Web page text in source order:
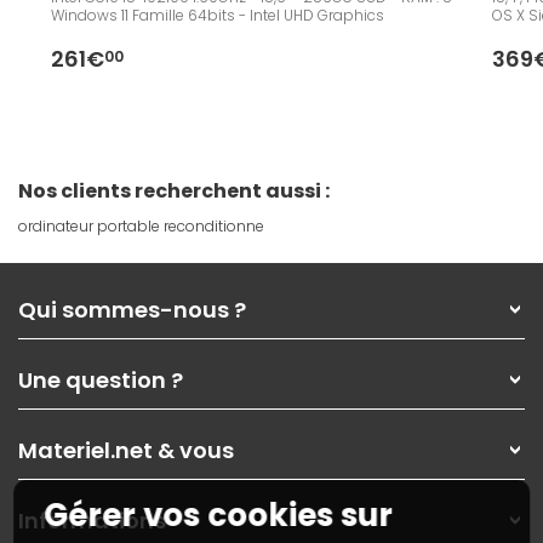
Windows 11 Famille 64bits - Intel UHD Graphics
261€00
OS X
Nos clients recherchent aussi :
ordinateur portable reconditionne
Qui sommes-nous ?
Nos services
Les magasins Materiel.net
Nos solutions pour les pros
Contactez-nous
Une question ?
Paiement, livraison
Garanties,Pack Zen
SAV, demander un retour
Informations
Materiel.net & vous
On répare votre PC portable
On rachète votre carte graphique
Informations
Gérer vos cookies sur